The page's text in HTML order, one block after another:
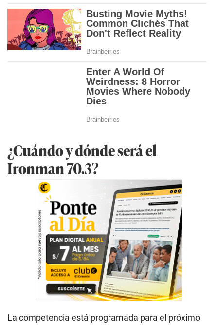
¿Cuándo y dónde será el
Ironman 70.3?
La competencia está programada para el próximo